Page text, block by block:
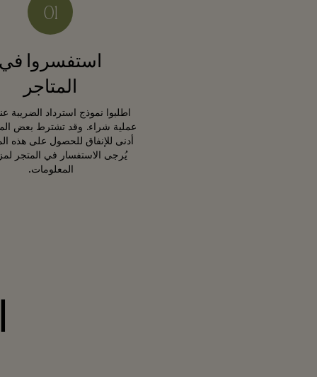
استفسروا في
المتاجر
اطلبوا نموذج استرداد الضريبة
عملية شراء. وقد تشترط بعض
أدنى للإنفاق للحصول على هذه
يُرجى الاستفسار في المتجر
المعلومات.